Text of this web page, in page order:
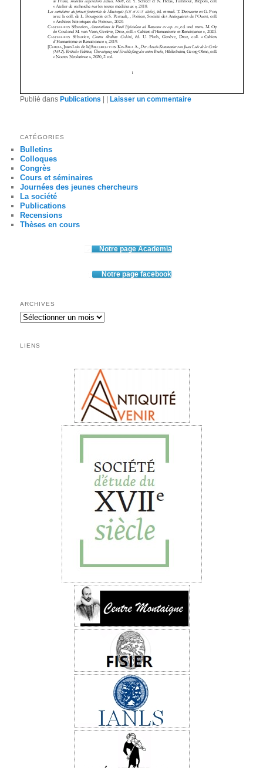
Publié dans Publications Laisser un commentaire
CATÉGORIES
Bulletins
Colloques
Congrès
Cours et séminaires
Journées des jeunes chercheurs
La société
Publications
Recensions
Thèses en cours
Notre page Academia
Notre page facebook
ARCHIVES
Archives
LIENS